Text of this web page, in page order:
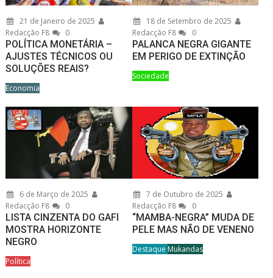
21 de Janeiro de 2025
Redacção F8
0
POLÍTICA MONETÁRIA –
AJUSTES TÉCNICOS OU
SOLUÇÕES REAIS?
Economia
18 de Setembro de 2025
Redacção F8
0
PALANCA NEGRA GIGANTE
EM PERIGO DE EXTINÇÃO
Sociedade
6 de Março de 2025
Redacção F8
0
LISTA CINZENTA DO GAFI
MOSTRA HORIZONTE
NEGRO
Política
7 de Outubro de 2025
Redacção F8
0
“MAMBA-NEGRA” MUDA DE
PELE MAS NÃO DE VENENO
Destaque Mukandas